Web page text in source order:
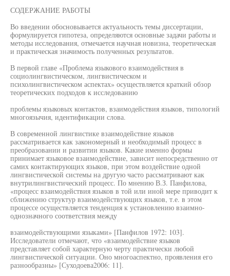
СОДЕРЖАНИЕ РАБОТЫ
Во введении обосновывается актуальность темы диссертации,
формулируется гипотеза, определяются основные задачи работы и
методы исследования, отмечается научная новизна, теоретическая
и практическая значимость полученных результатов.
В первой главе «Проблема языкового взаимодействия в
социолингвистическом, лингвистическом и
психолингвистическом аспектах» осуществляется краткий обзор
теоретических подходов к исследованию
проблемы языковых контактов, взаимодействия языков, типологий
многоязычия, идентификации слова.
В современной лингвистике взаимодействие языков
рассматривается как закономерный и необходимый процесс в
преобразовании и развитии языков. Какие именно формы
принимает языковое взаимодействие, зависит непосредственно от
самих контактирующих языков, при этом воздействие одной
лингвистической системы на другую часто рассматривают как
внутрилингвистический процесс. По мнению В.З. Панфилова,
«процесс взаимодействия языков в той или иной мере приводит к
сближению структур взаимодействующих языков, т.е. в этом
процессе осуществляется тенденция к установлению взаимно-
однозначного соответствия между
взаимодействующими языками» [Панфилов 1972: 103].
Исследователи отмечают, что «взаимодействие языков
представляет собой характерную черту практически любой
лингвистической ситуации. Оно многоаспектно, проявления его
разнообразны» [Суходоева2006: 11].